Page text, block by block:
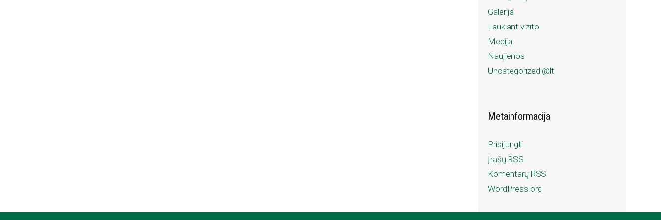
Galerija
Laukiant vizito
Medija
Naujienos
Uncategorized @lt
Metainformacija
Prisijungti
Įrašų RSS
Komentarų RSS
WordPress.org